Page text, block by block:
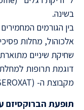
בשינה.
אלכוהול, מחלות
שחיקת שיניים
דוגמת תרופות למחלת
מקבוצת ה- (PROZAC,CIPRAMIL,SEROXAT) SSRI.
תופעת הברוקסיזם